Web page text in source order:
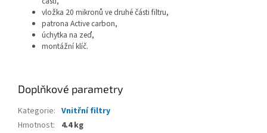
vložka 20 mikronů ve druhé části filtru,
patrona Active carbon,
úchytka na zeď,
montážní klíč.
Doplňkové parametry
Kategorie: Vnitřní filtry
Hmotnost:
4.4 kg